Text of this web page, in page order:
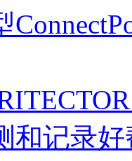
和记录好